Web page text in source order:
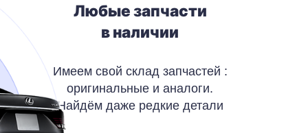
Любые запчасти
в наличии
Имеем свой склад запчастей :
оригинальные и аналоги.
Найдём даже редкие детали